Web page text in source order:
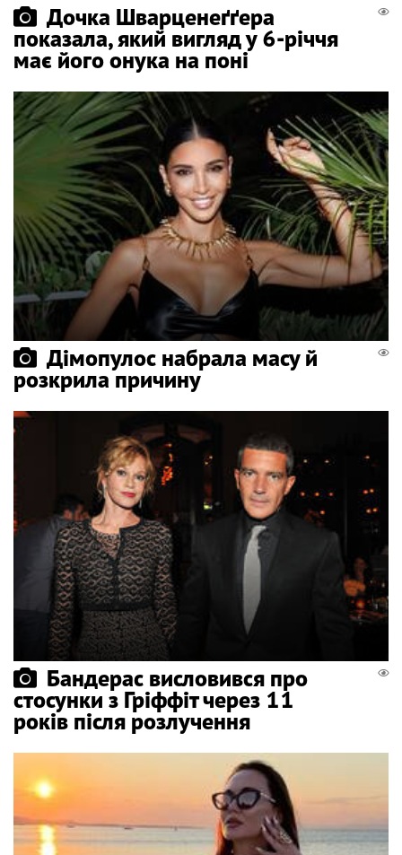
Дочка Шварценеґґера
показала, який вигляд у 6-річчя
має його онука на поні
Дімопулос набрала масу й
розкрила причину
Бандерас висловився про
стосунки з Гріффіт через 11
років після розлучення